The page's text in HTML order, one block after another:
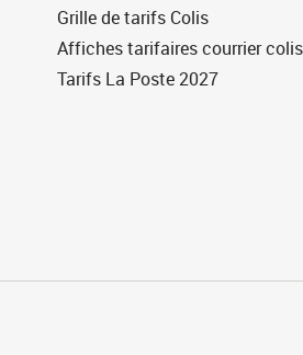
Grille de tarifs Colis
Affiches tarifaires courrier colis
Tarifs La Poste 2027